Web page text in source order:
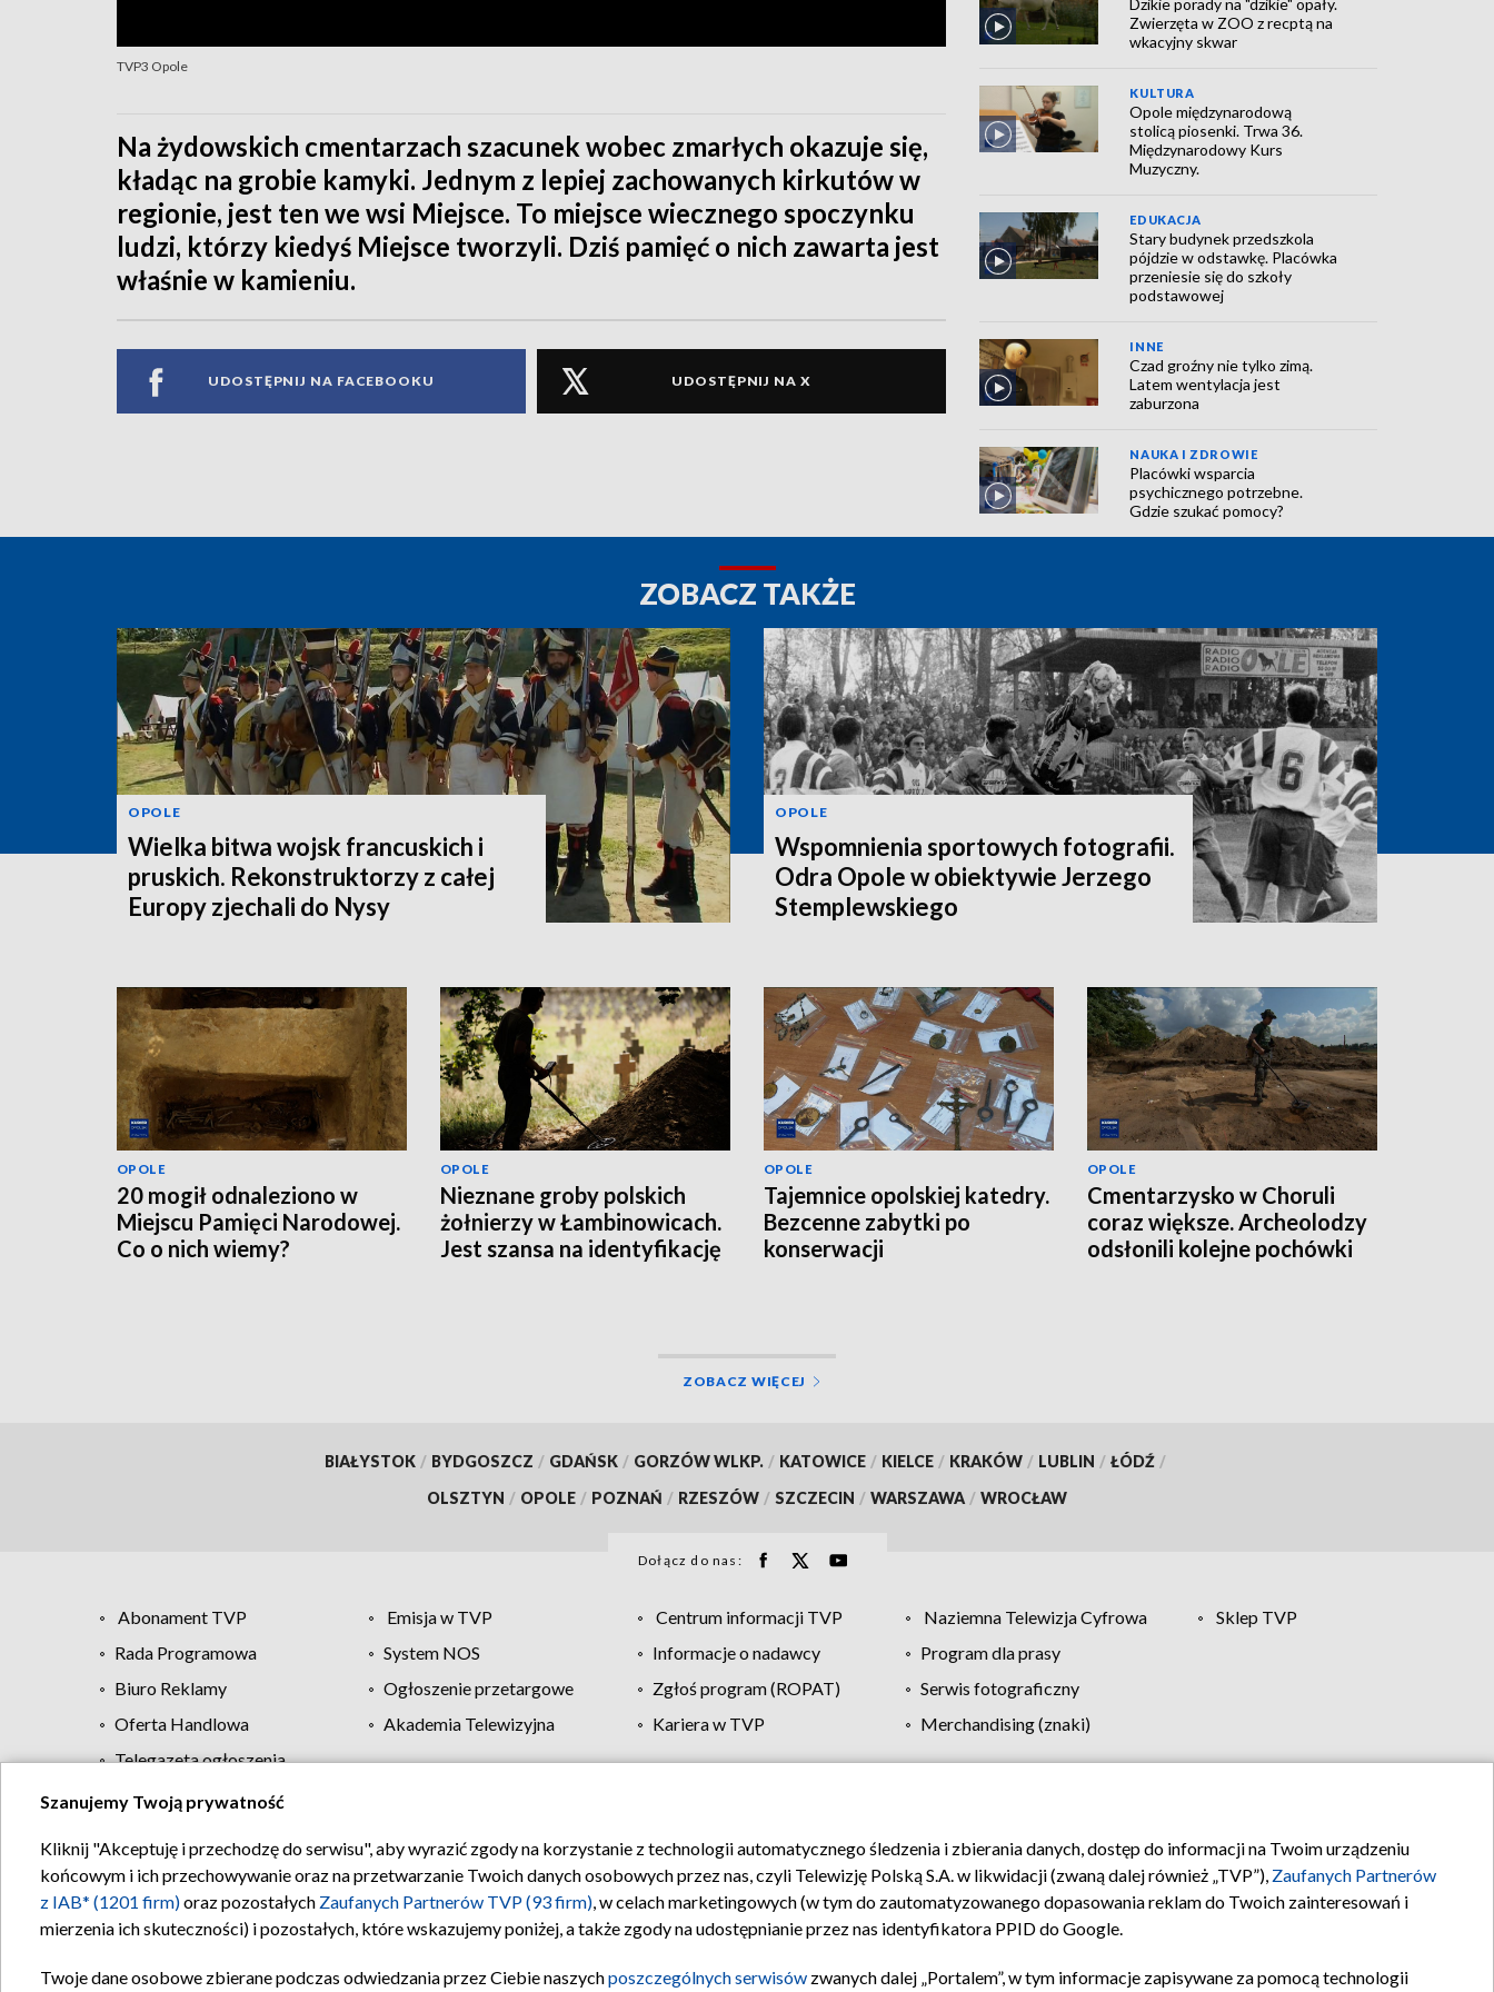
TVP3 Opole
Na żydowskich cmentarzach szacunek wobec zmarłych okazuje się,
kładąc na grobie kamyki. Jednym z lepiej zachowanych kirkutów w
regionie, jest ten we wsi Miejsce. To miejsce wiecznego spoczynku
ludzi, którzy kiedyś Miejsce tworzyli. Dziś pamięć o nich zawarta jest
właśnie w kamieniu.
UDOSTĘPNIJ NA FACEBOOKU UDOSTĘPNIJ NA X
Zwierzęta w ZOO z recptą na
wkacyjny skwar
KULTURA
Opole międzynarodową
stolicą piosenki. Trwa 36.
Międzynarodowy Kurs
Muzyczny.
EDUKACJA
Stary budynek przedszkola
pójdzie w odstawkę. Placówka
przeniesie się do szkoły
podstawowej
INNE
Czad groźny nie tylko zimą.
Latem wentylacja jest
zaburzona
NAUKA I ZDROWIE
Placówki wsparcia
psychicznego potrzebne.
Gdzie szukać pomocy?
ZOBACZ TAKŻE
OPOLE
Wielka bitwa wojsk francuskich i
pruskich. Rekonstruktorzy z całej
Europy zjechali do Nysy
OPOLE
Wspomnienia sportowych fotografii.
Odra Opole w obiektywie Jerzego
Stemplewskiego
OPOLE
20 mogił odnaleziono w
Miejscu Pamięci Narodowej.
Co o nich wiemy?
OPOLE
Nieznane groby polskich
żołnierzy w Łambinowicach.
Jest szansa na identyfikację
OPOLE
Tajemnice opolskiej katedry.
Bezcenne zabytki po
konserwacji
OPOLE
Cmentarzysko w Choruli
coraz większe. Archeolodzy
odsłonili kolejne pochówki
ZOBACZ WIĘCEJ
BIAŁYSTOK / BYDGOSZCZ / GDAŃSK / GORZÓW WLKP. / KATOWICE / KIELCE / KRAKÓW / LUBLIN / ŁÓDŹ /
OLSZTYN / OPOLE / POZNAŃ / RZESZÓW / SZCZECIN / WARSZAWA / WROCŁAW
Dołącz do nas:
Abonament TVP Emisja w TVP Centrum informacji TVP Naziemna Telewizja Cyfrowa
Sklep TVP
Rada Programowa
System NOS Informacje o nadawcy
Program dla prasy
Biuro Reklamy
Ogłoszenie przetargowe Zgłoś program (ROPAT)
Serwis fotograficzny
Oferta Handlowa
Akademia Telewizyjna Kariera w TVP
Merchandising (znaki)
Telegazeta ogłoszenia
Regulamin TVP Polityka prywatności Moje zgody Pomoc Biuro reklamy Kontakt
Szanujemy Twoją prywatność
Kliknij "Akceptuję i przechodzę do serwisu", aby wyrazić zgody na korzystanie z technologii automatycznego śledzenia i zbierania danych, dostęp do informacji na Twoim urządzeniu
końcowym i ich przechowywanie oraz na przetwarzanie Twoich danych osobowych przez nas, czyli Telewizję Polską S.A. w likwidacji (zwaną dalej również „TVP”), Zaufanych Partnerów
z IAB* (1201 firm)oraz pozostałych Zaufanych Partnerów TVP (93 firm), w celach marketingowych (w tym do zautomatyzowanego dopasowania reklam do Twoich zainteresowań i
mierzenia ich skuteczności) i pozostałych, które wskazujemy poniżej, a także zgody na udostępnianie przez nas identyfikatora PPID do Google.
Twoje dane osobowe zbierane podczas odwiedzania przez Ciebie naszychposzczególnych serwisów zwanych dalej „Portalem”, w tym informacje zapisywane za pomocą technologii